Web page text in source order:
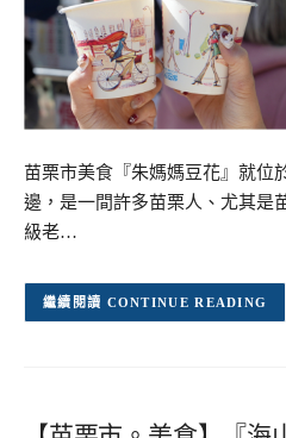
苗栗市美食『朱媽媽豆花』就位
邊，是一間許多苗栗人、尤其是
級老…
CONTINUE READING